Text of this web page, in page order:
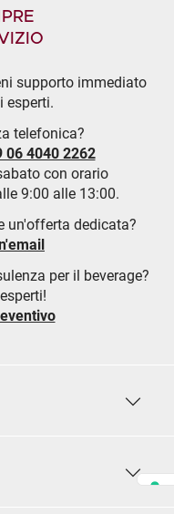
supporto immediato
esperti.
telefonica?
06 4040 2262
con orario
9:00 alle 13:00.
un'offerta dedicata?
per il beverage?